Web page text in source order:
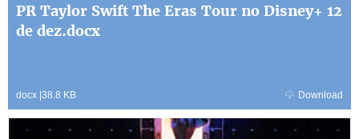
PR Taylor Swift The Eras Tour no Disney+ 12
de dez.docx
docx |38.8 KB Download